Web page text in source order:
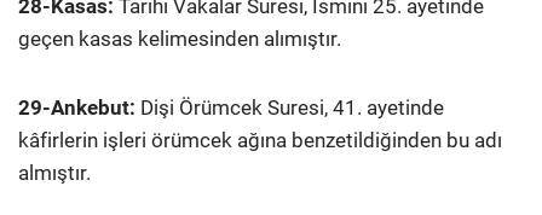
28-Kasas: Tarihi Vakalar Suresi, İsmini 25. ayetinde
geçen kasas kelimesinden alımıştır.
29-Ankebut: Dişi Örümcek Suresi, 41. ayetinde
kâfirlerin işleri örümcek ağına benzetildiğinden bu adı
almıştır.